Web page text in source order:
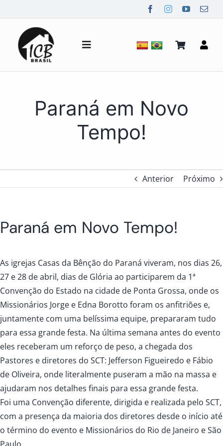
para
conteúdo
Alternar
navegação
Paraná em Novo
Tempo!
Anterior Próximo
Paraná em Novo Tempo!
As igrejas Casas da Bênção do Paraná viveram, nos dias 26,
27 e 28 de abril, dias de Glória ao participarem da 1ª
Convenção do Estado na cidade de Ponta Grossa, onde os
Missionários Jorge e Edna Borotto foram os anfitriões e,
juntamente com uma belíssima equipe, prepararam tudo
para essa grande festa. Na última semana antes do evento
eles receberam um reforço de peso, a chegada dos
Pastores e diretores do SCT: Jefferson Figueiredo e Fábio
de Oliveira, onde literalmente puseram a mão na massa e
ajudaram nos detalhes finais para essa grande festa.
Foi uma Convenção diferente, dirigida e realizada pelo SCT,
com a presença da maioria dos diretores desde o início até
o término do evento e Missionários do Rio de Janeiro e São
Paulo.